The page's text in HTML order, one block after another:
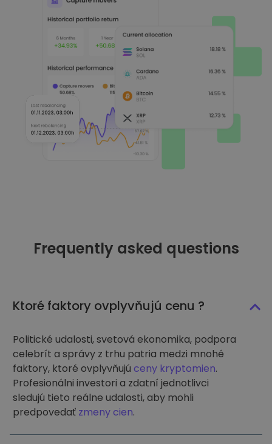
Frequently asked questions
Ktoré faktory ovplyvňujú cenu ?
Politické udalosti, svetová ekonomika, podpora
celebrít a správy z trhu patria medzi mnohé
faktory, ktoré ovplyvňujú ceny kryptomien.
Profesionálni investori a zdatní jednotlivci
sledujú tieto reálne udalosti, aby mohli
predpovedať zmeny cien.